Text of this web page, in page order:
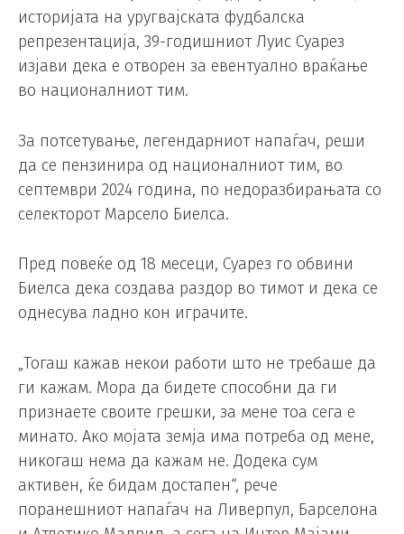
историјата на уругвајската фудбалска
репрезентација, 39-годишниот Луис Суарез
изјави дека е отворен за евентуално враќање
во националниот тим.
За потсетување, легендарниот напаѓач, реши
да се пензинира од националниот тим, во
септември 2024 година, по недоразбирањата со
селекторот Марсело Биелса.
Пред повеќе од 18 месеци, Суарез го обвини
Биелса дека создава раздор во тимот и дека се
однесува ладно кон играчите.
„Тогаш кажав некои работи што не требаше да
ги кажам. Мора да бидете способни да ги
признаете своите грешки, за мене тоа сега е
минато. Ако мојата земја има потреба од мене,
никогаш нема да кажам не. Додека сум
активен, ќе бидам достапен“, рече
поранешниот напаѓач на Ливерпул, Барселона